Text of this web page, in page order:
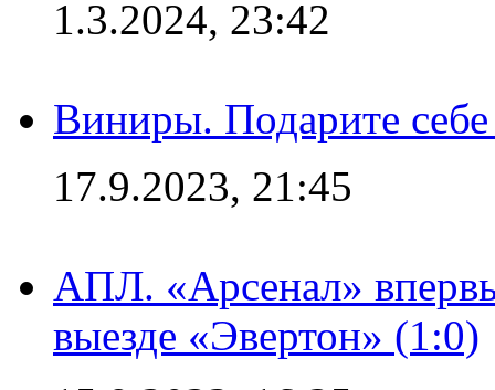
1.3.2024, 23:42
Виниры. Подарите
17.9.2023, 21:45
АПЛ. «Арсенал»
выезде «Эвертон» (1:0)